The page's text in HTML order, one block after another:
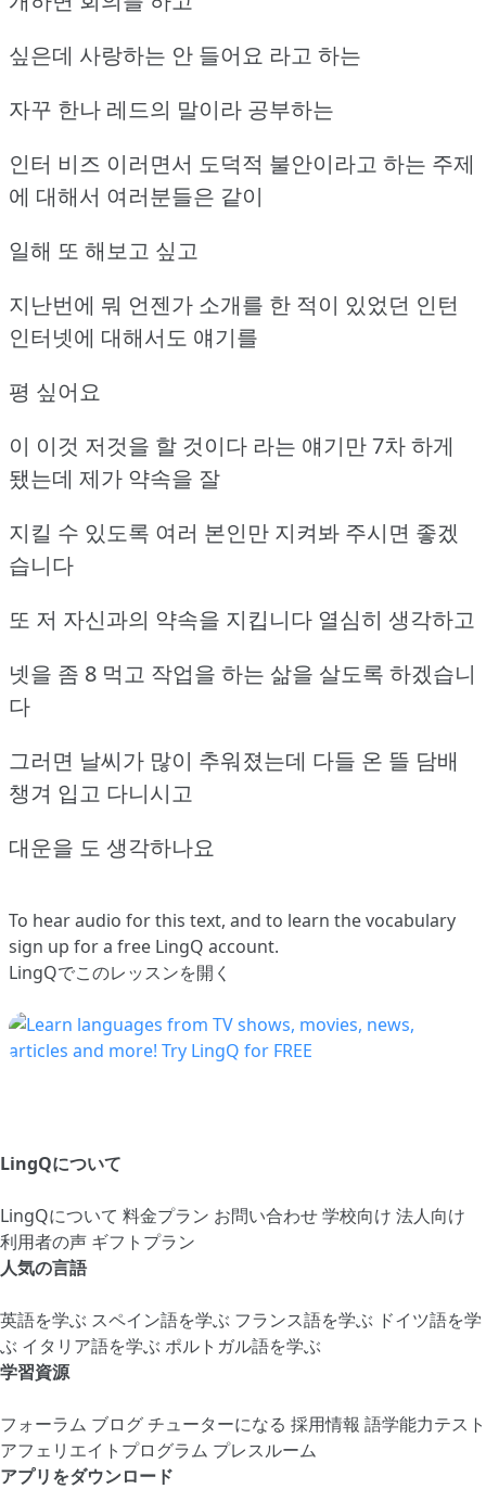
싶은데 사랑하는 안 들어요 라고 하는
자꾸 한나 레드의 말이라 공부하는
인터 비즈 이러면서 도덕적 불안이라고 하는 주제
에 대해서 여러분들은 같이
일해 또 해보고 싶고
지난번에 뭐 언젠가 소개를 한 적이 있었던 인턴
인터넷에 대해서도 얘기를
평 싶어요
이 이것 저것을 할 것이다 라는 얘기만 7차 하게
됐는데 제가 약속을 잘
지킬 수 있도록 여러 본인만 지켜봐 주시면 좋겠
습니다
또 저 자신과의 약속을 지킵니다 열심히 생각하고
넷을 좀 8 먹고 작업을 하는 삶을 살도록 하겠습니
다
그러면 날씨가 많이 추워졌는데 다들 온 뜰 담배
챙겨 입고 다니시고
대운을 도 생각하나요
To hear audio for this text, and to learn the vocabulary
sign up for a free LingQ account.
LingQでこのレッスンを開く
LingQについて
LingQについて 料金プラン お問い合わせ学校向け 法人向け
利用者の声 ギフトプラン
人気の言語
英語を学ぶ スペイン語を学ぶ フランス語を学ぶ ドイツ語を学
ぶ イタリア語を学ぶ ポルトガル語を学ぶ
学習資源
フォーラム ブログチューターになる 採用情報 語学能力テスト
アフェリエイトプログラム プレスルーム
アプリをダウンロード